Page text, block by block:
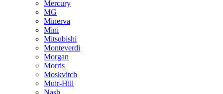
Mercury
MG
Minerva
Mini
Mitsubishi
Monteverdi
Morgan
Morris
Moskvitch
Muir-Hill
Nash